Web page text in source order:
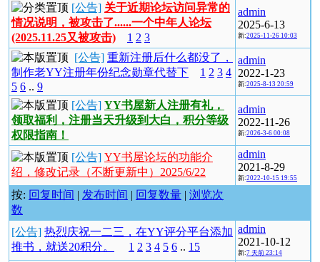
[公告] 关于近期论坛访问异常的
情况说明，被攻击了......一个中年人论坛
(2025.11.25又被攻击)
1 2 3
admin
2025-6-13
新:2025-11-26 10:03
[公告] 重新注册后什么都没了，
制作老YY注册年份纪念勋章代替下
1 2 3 4
5 6 .. 9
admin
2022-1-23
新:2025-8-13 20:59
[公告] YY书屋新人注册有礼，
领取福利，注册当天升级到大白，积分等级
权限指南！
admin
2022-11-26
新:2026-3-6 00:08
[公告] YY书屋论坛的功能介
绍，修改记录（不断更新中）2025/6/22
admin
2021-8-29
新:2022-10-15 19:55
按: 回复时间 | 发布时间 | 回复数量 | 浏览次
数
[公告] 热烈庆祝一二三，在YY评分平台添加
推书，就送20积分。
1 2 3 4 5 6 .. 15
admin
2021-10-12
新:7 天前 23:14